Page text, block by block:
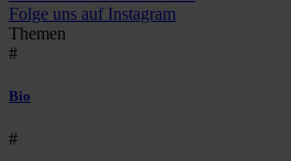
Folge uns auf Instagram
Themen
#
Bio
#